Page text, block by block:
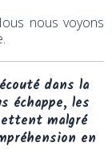
nous voyons
dans la
échappe, les
malgré
en